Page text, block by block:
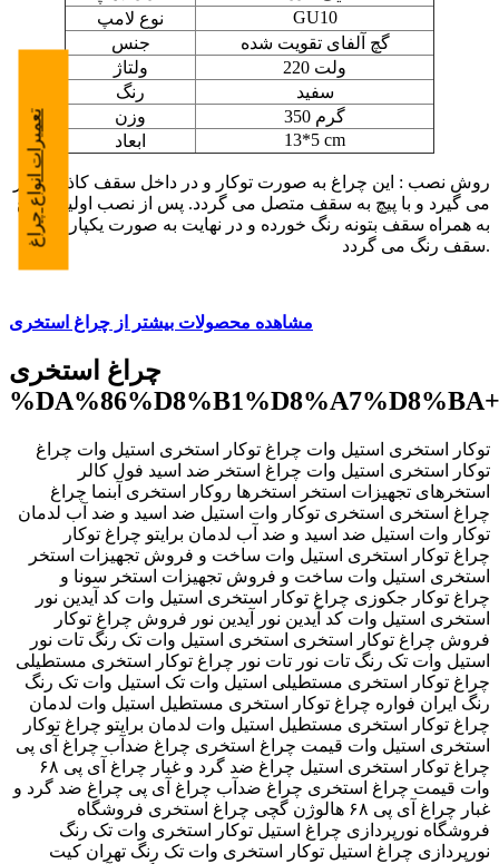
نوع لامپ
GU10
جنس
گچ آلفای تقویت شده
ولتاژ
220 ولت
رنگ
سفید
وزن
350 گرم
ابعاد
13*5 cm
روش نصب : این چراغ به صورت توکار و در داخل سقف کاذب قرار
می گیرد و با پیچ به سقف متصل می گردد. پس از نصب اولیه چراغ
به همراه سقف بتونه رنگ خورده و در نهایت به صورت یکپارچه با
سقف رنگ می گردد.
مشاهده محصولات بیشتر از چراغ استخری
چراغ استخری
توکار استخری استیل وات چراغ توکار استخری استیل وات چراغ
توکار استخری استیل وات چراغ استخر ضد اسید فول كالر
استخرهای تجهیزات استخر استخرها روکار استخری آبنما ‫چراغ
استخری توکار وات استیل ضد اسید و ضد آب لدمان‬‎ چراغ استخری
توکار وات استیل ضد اسید و ضد آب لدمان برایتو ‫چراغ توکار
استخری استیل وات ساخت و فروش تجهیزات استخر ‬‎ چراغ توکار
استخری استیل وات ساخت و فروش تجهیزات استخر سونا و
جکوزی ‫چراغ توکار استخری استیل وات کد آیدین نور‬‎ چراغ توکار
استخری استیل وات کد آیدین نور آیدین نور ‫فروش چراغ توکار
استخری استیل وات تک رنگ تات نور ‬‎ فروش چراغ توکار استخری
استیل وات تک رنگ تات نور تات نور ‫چراغ توکار استخری مستطیلی
استیل وات تک رنگ‬‎ چراغ توکار استخری مستطیلی استیل وات تک
رنگ ایران فواره ‫چراغ توکار استخری مستطیل استیل وات لدمان‬‎
چراغ توکار استخری مستطیل استیل وات لدمان برایتو ‫چراغ توکار
استخری استیل وات قیمت چراغ استخری چراغ ضدآب چراغ آی پی
وات قیمت چراغ استخری چراغ ضدآب چراغ آی پی چراغ ضد گرد و
غبار چراغ آی پی ۶۸ هالوژن گچی چراغ استخری ‫فروشگاه
نورپردازی چراغ استیل توکار استخری وات تک رنگ‬‎ فروشگاه
نورپردازی چراغ استیل توکار استخری وات تک رنگ تهران کیت
تعمیرات انواع چراغ